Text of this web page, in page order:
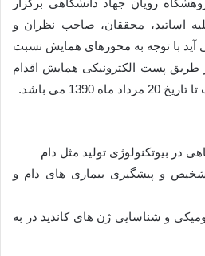
رویان جهاد دانشگاهی برگزار
اساتید، محققان، صاحب نظران و
با توجه به محورهای همایش نسبت
طریق پست الکترونیکی همایش اقدام
1390 می باشد.
تشخیص و پیشگیری بیماری های دام و
و شناسایی ژن های کاندید در به